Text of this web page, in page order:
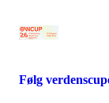
Følg